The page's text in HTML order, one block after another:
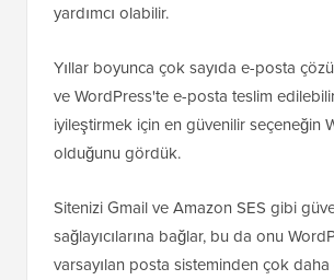
yardımcı olabilir.
Yıllar boyunca çok sayıda e-posta
ve WordPress'te e-posta teslim
iyileştirmek için en güvenilir seçeneğin
olduğunu gördük.
Sitenizi Gmail ve Amazon SES gibi
sağlayıcılarına bağlar, bu da onu
varsayılan posta sisteminden çok